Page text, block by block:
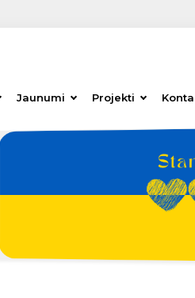
Jaunumi Projekti